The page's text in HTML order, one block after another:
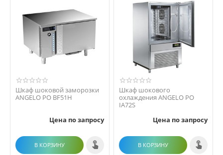
Шкаф шоковой заморозки
ANGELO PO BF51H
Цена по запросу
В КОРЗИНУ
Шкаф шокового
охлаждения ANGELO PO
IA72S
Цена по запросу
В КОРЗИНУ